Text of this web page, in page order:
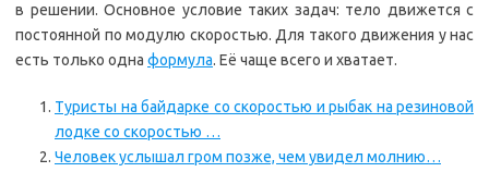
в решении. Основное условие таких задач: тело движется с
постоянной по модулю скоростью. Для такого движения у нас
есть только одна формула. Её чаще всего и хватает.
Туристы на байдарке со скоростью и рыбак на резиновой
лодке со скоростью …
Человек услышал гром позже, чем увидел молнию…